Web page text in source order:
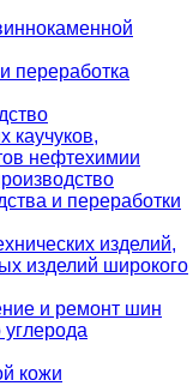
переработка
каучуков,
нефтехимии
и переработки
изделий,
изделий широкого
и ремонт шин
углерода
кожи